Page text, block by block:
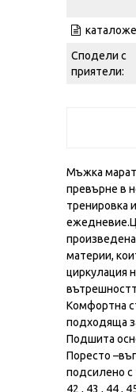
Сподели с
приятели:
Мъжка
превърне в
тренировка
материи,
циркулация
Комфортна
подходяща
Подшита
Поресто
подсилено с
42 , 43 , 44 ,